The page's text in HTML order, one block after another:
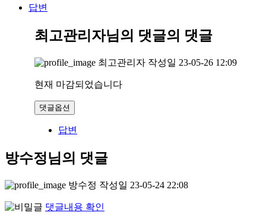
답변
최고관리자님의 댓글의 댓글
최고관리자 작성일 23-05-26 12:09
현재 마감되었습니다
댓글옵션
답변
방수정님의 댓글
방수정 작성일 23-05-24 22:08
댓글내용 확인